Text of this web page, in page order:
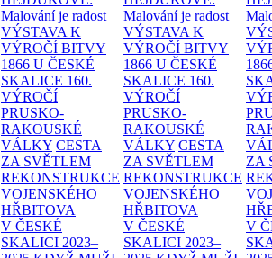
Malování je radost
VÝSTAVA K
VÝROČÍ BITVY
1866 U ČESKÉ
SKALICE 160.
VÝROČÍ
PRUSKO-
RAKOUSKÉ
VÁLKY CESTA
ZA SVĚTLEM
REKONSTRUKCE
VOJENSKÉHO
HŘBITOVA
V ČESKÉ
SKALICI 2023–
Malování je radost
VÝSTAVA K
VÝROČÍ BITVY
1866 U ČESKÉ
SKALICE 160.
VÝROČÍ
PRUSKO-
RAKOUSKÉ
VÁLKY CESTA
ZA SVĚTLEM
REKONSTRUKCE
VOJENSKÉHO
HŘBITOVA
V ČESKÉ
SKALICI 2023–
ZA
V